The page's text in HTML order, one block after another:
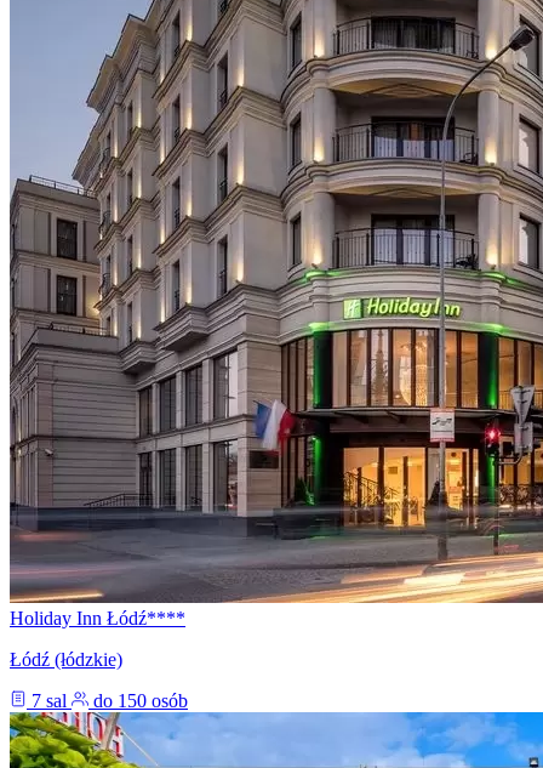
Holiday Inn Łódź****
Łódź (łódzkie)
7 sal
do 150 osób